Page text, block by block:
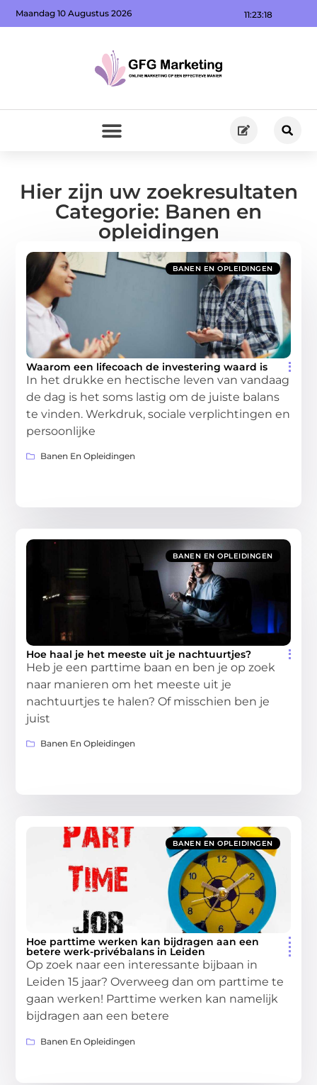
11:23:18
Maandag 10 Augustus 2026
Hier zijn uw zoekresultaten
Categorie: Banen en
opleidingen
BANEN EN OPLEIDINGEN
Waarom een lifecoach de investering waard is
In het drukke en hectische leven van vandaag
de dag is het soms lastig om de juiste balans
te vinden. Werkdruk, sociale verplichtingen en
persoonlijke
Banen En Opleidingen
BANEN EN OPLEIDINGEN
Hoe haal je het meeste uit je nachtuurtjes?
Heb je een parttime baan en ben je op zoek
naar manieren om het meeste uit je
nachtuurtjes te halen? Of misschien ben je
juist
Banen En Opleidingen
BANEN EN OPLEIDINGEN
Hoe parttime werken kan bijdragen aan een
betere werk-privébalans in Leiden
Op zoek naar een interessante bijbaan in
Leiden 15 jaar? Overweeg dan om parttime te
gaan werken! Parttime werken kan namelijk
bijdragen aan een betere
Banen En Opleidingen